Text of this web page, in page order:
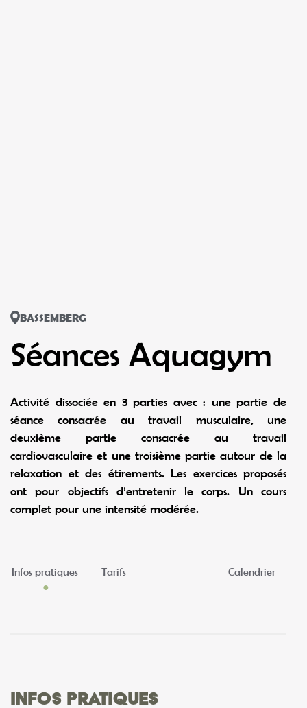
BASSEMBERG
Séances Aquagym
Activité dissociée en 3 parties avec : une partie de
séance consacrée au travail musculaire, une
deuxième partie consacrée au travail
cardiovasculaire et une troisième partie autour de la
relaxation et des étirements. Les exercices proposés
ont pour objectifs d’entretenir le corps. Un cours
complet pour une intensité modérée.
Infos pratiques Tarifs Calendrier
Infos pratiques